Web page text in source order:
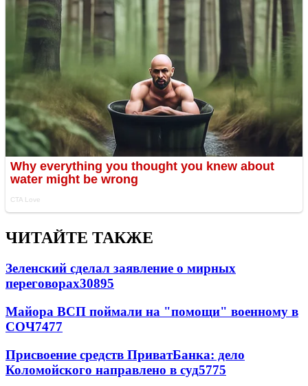
ЧИТАЙТЕ ТАКЖЕ
Зеленский сделал заявление о мирных
переговорах30895
Майора ВСП поймали на "помощи" военному в
СОЧ7477
Присвоение средств ПриватБанка: дело
Коломойского направлено в суд5775